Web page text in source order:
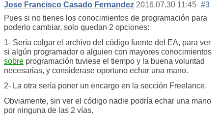
Jose Francisco Casado Fernandez 2016.07.30 11:45 #3
Pues si no tienes los conocimientos de programación para
poderlo cambiar, solo quedan 2 opciones:
1- Sería colgar el archivo del código fuente del EA, para ver
si algún programador o alguien con mayores conocimientos
sobre programación tuviese el tiempo y la buena voluntad
necesarias, y considerase oportuno echar una mano.
2- La otra sería poner un encargo en la sección Freelance.
Obviamente, sin ver el código nadie podría echar una mano
por ninguna de las 2 vías.